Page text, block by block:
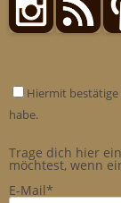
Hiermit bestätige
habe.
Trage dich hier
möchtest, wenn
E-Mail*